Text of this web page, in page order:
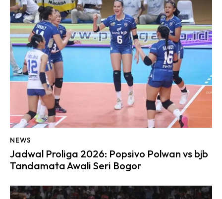
NEWS
Jadwal Proliga 2026: Popsivo Polwan vs bjb
Tandamata Awali Seri Bogor